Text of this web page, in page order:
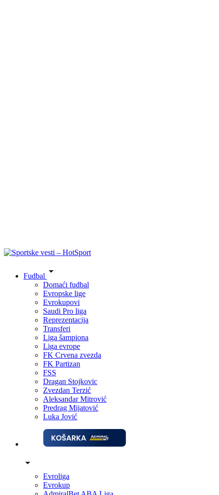
Fudbal
Domaći fudbal
Evropske lige
Evrokupovi
Saudi Pro liga
Reprezentacija
Transferi
Liga šampiona
Liga evrope
FK Crvena zvezda
FK Partizan
FSS
Dragan Stojkovic
Zvezdan Terzić
Aleksandar Mitrović
Predrag Mijatović
Luka Jović
Evroliga
Evrokup